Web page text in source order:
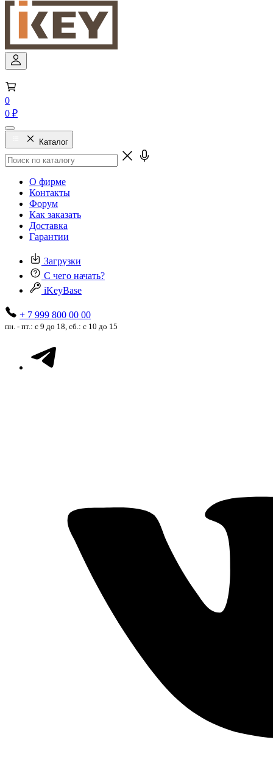
0
0 ₽
Каталог
О фирме
Контакты
Форум
Как заказать
Доставка
Гарантии
Загрузки
С чего начать?
iKeyBase
+ 7 999 800 00 00
пн. - пт.: с 9 до 18, сб.: с 10 до 15